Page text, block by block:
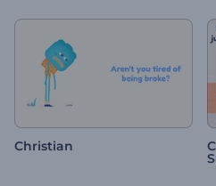
Christian